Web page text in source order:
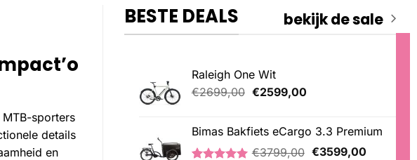
sporters
details
en
BESTE DEALS bekijk de sale
Raleigh One Wit
€2699,00 Oorspronkelijke
€2699,00.
€2599,00Huidige
€2599,00.
Bimas Bakfiets eCargo 3.3 Premium
€3799,00 Oorspronkelijke
€3599,00Huidige